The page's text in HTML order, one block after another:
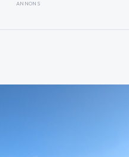
ANNONS